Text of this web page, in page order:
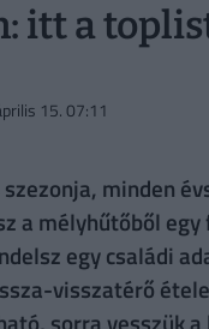
itt a
15. 07:11
minden
a mélyhűtőből
egy családi
visszatérő